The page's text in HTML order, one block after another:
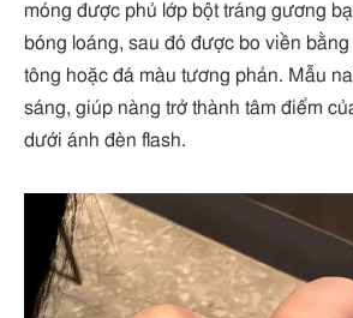
móng được phủ lớp bột tráng gương
bóng loáng, sau đó được bo viền
tông hoặc đá màu tương phản. Mẫu
sáng, giúp nàng trở thành tâm điểm
dưới ánh đèn flash.